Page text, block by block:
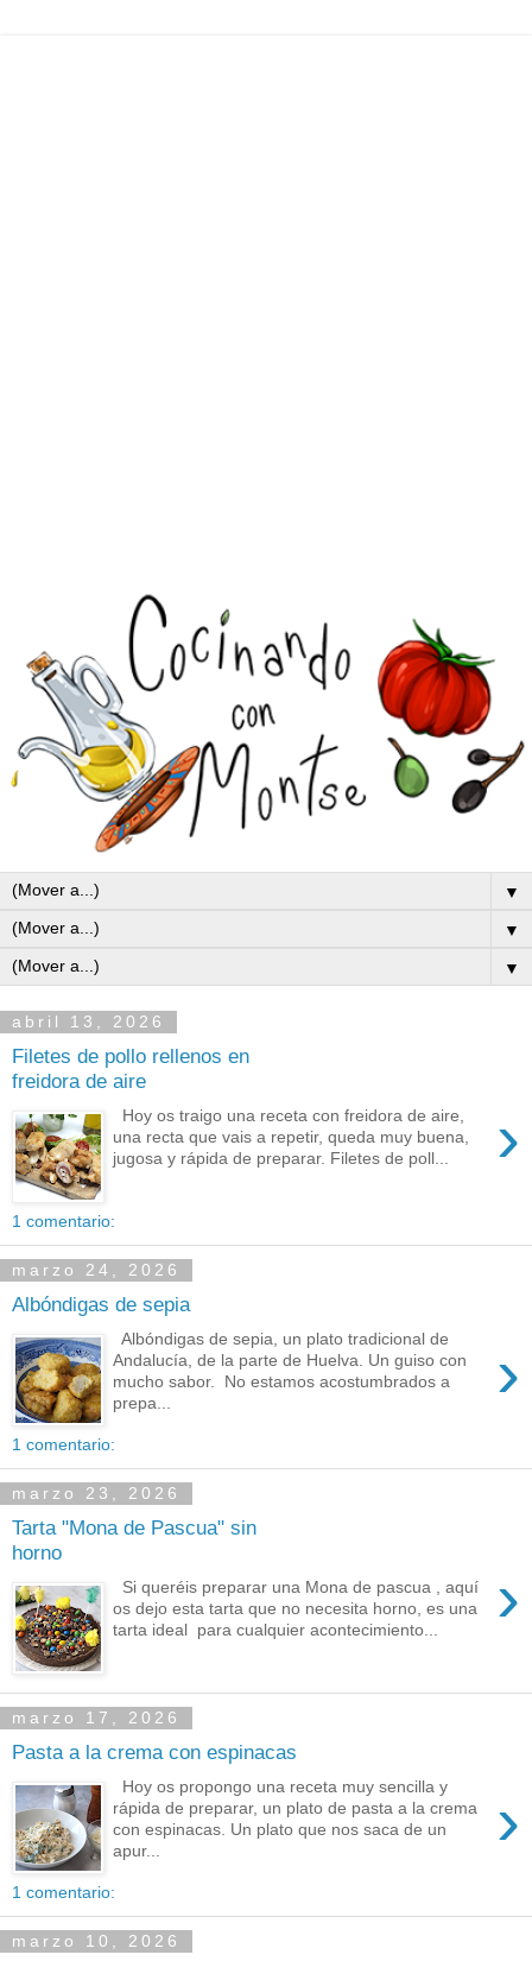
▼
▼
▼
abril 13, 2026
Filetes de pollo rellenos en
freidora de aire
›
Hoy os traigo una receta con freidora de aire,
una recta que vais a repetir, queda muy buena,
jugosa y rápida de preparar. Filetes de poll...
1 comentario:
marzo 24, 2026
Albóndigas de sepia
›
Albóndigas de sepia, un plato tradicional de
Andalucía, de la parte de Huelva. Un guiso con
mucho sabor. No estamos acostumbrados a
prepa...
1 comentario:
marzo 23, 2026
Tarta "Mona de Pascua" sin
horno
›
Si queréis preparar una Mona de pascua , aquí
os dejo esta tarta que no necesita horno, es una
tarta ideal para cualquier acontecimiento...
marzo 17, 2026
Pasta a la crema con espinacas
›
Hoy os propongo una receta muy sencilla y
rápida de preparar, un plato de pasta a la crema
con espinacas. Un plato que nos saca de un
apur...
1 comentario:
marzo 10, 2026